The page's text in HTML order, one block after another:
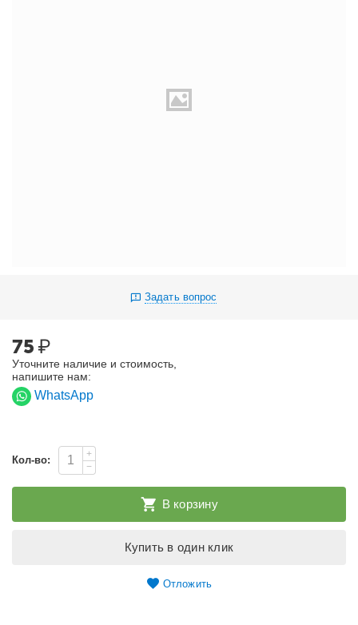
Задать вопрос
75₽
Уточните наличие и стоимость,
напишите нам:
WhatsApp
Кол-во:
+
−
В корзину
Купить в один клик
Отложить